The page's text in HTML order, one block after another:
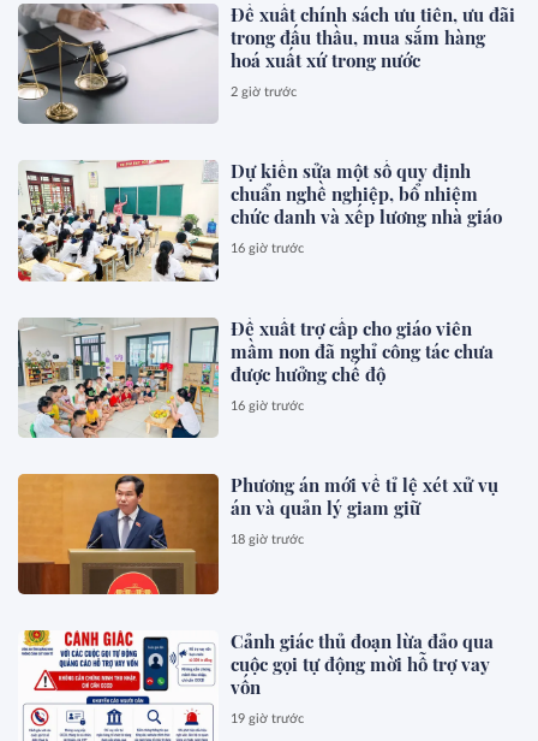
Đề xuất chính sách ưu tiên, ưu đãi
trong đấu thầu, mua sắm hàng
hoá xuất xứ trong nước
2 giờ trước
Dự kiến sửa một số quy định
chuẩn nghề nghiệp, bổ nhiệm
chức danh và xếp lương nhà giáo
16 giờ trước
Đề xuất trợ cấp cho giáo viên
mầm non đã nghỉ công tác chưa
được hưởng chế độ
16 giờ trước
Phương án mới về tỉ lệ xét xử vụ
án và quản lý giam giữ
18 giờ trước
Cảnh giác thủ đoạn lừa đảo qua
cuộc gọi tự động mời hỗ trợ vay
vốn
19 giờ trước